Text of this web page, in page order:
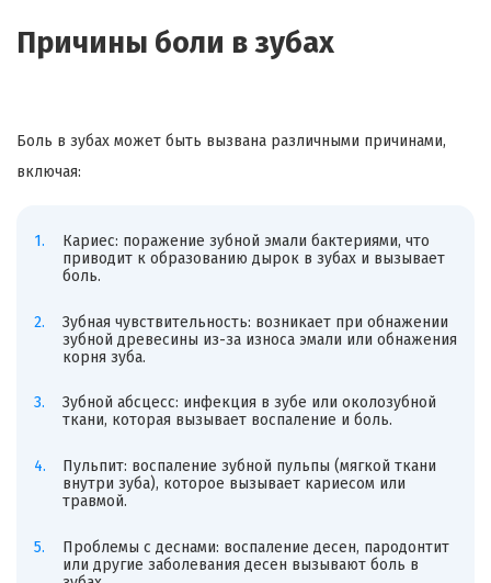
Причины боли в зубах
Боль в зубах может быть вызвана различными причинами,
включая:
Кариес: поражение зубной эмали бактериями, что
приводит к образованию дырок в зубах и вызывает
боль.
Зубная чувствительность: возникает при обнажении
зубной древесины из-за износа эмали или обнажения
корня зуба.
Зубной абсцесс: инфекция в зубе или околозубной
ткани, которая вызывает воспаление и боль.
Пульпит: воспаление зубной пульпы (мягкой ткани
внутри зуба), которое вызывает кариесом или
травмой.
Проблемы с деснами: воспаление десен, пародонтит
или другие заболевания десен вызывают боль в